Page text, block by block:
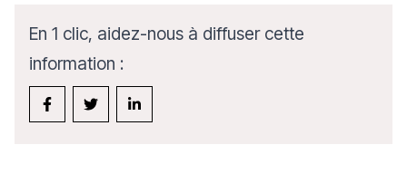
En 1 clic, aidez-nous à diffuser cette
information :